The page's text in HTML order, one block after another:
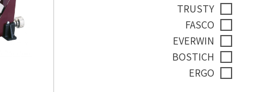
TRUSTY
FASCO
EVERWIN
BOSTICH
ERGO